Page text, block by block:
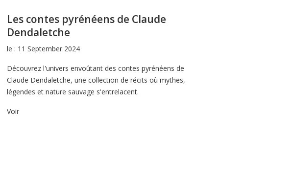
Les contes pyrénéens de Claude
Dendaletche
le : 11 September 2024
Découvrez l'univers envoûtant des contes pyrénéens de
Claude Dendaletche, une collection de récits où mythes,
légendes et nature sauvage s'entrelacent.
Voir